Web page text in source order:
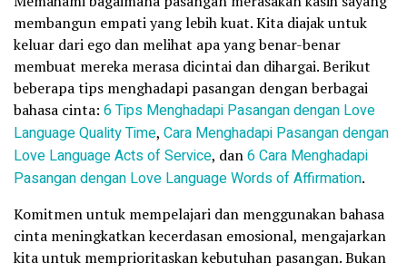
membangun empati yang lebih kuat. Kita diajak untuk
keluar dari ego dan melihat apa yang benar-benar
membuat mereka merasa dicintai dan dihargai. Berikut
beberapa tips menghadapi pasangan dengan berbagai
bahasa cinta: 6 Tips Menghadapi Pasangan dengan Love
Language Quality Time, Cara Menghadapi Pasangan dengan
Love Language Acts of Service, dan6 Cara Menghadapi
Pasangan dengan Love Language Words of Affirmation.
Komitmen untuk mempelajari dan menggunakan bahasa
cinta meningkatkan kecerdasan emosional, mengajarkan
kita untuk memprioritaskan kebutuhan pasangan. Bukan